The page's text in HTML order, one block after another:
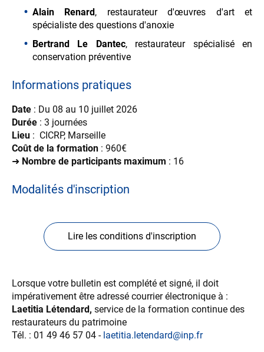
Alain Renard, restaurateur d'œuvres d'art et
spécialiste des questions d'anoxie
Bertrand Le Dantec, restaurateur spécialisé en
conservation préventive
Informations pratiques
Date : Du 08 au 10 juillet 2026
Durée : 3 journées
Lieu : CICRP, Marseille
Coût de la formation : 960€
➜ Nombre de participants maximum : 16
Modalités d'inscription
Lire les conditions d'inscription
Lorsque votre bulletin est complété et signé, il doit
impérativement être adressé courrier électronique à :
Laetitia Létendard, service de la formation continue des
restaurateurs du patrimoine
Tél. : 01 49 46 57 04 - laetitia.letendard@inp.fr